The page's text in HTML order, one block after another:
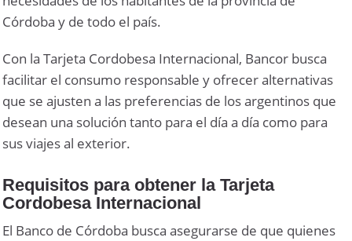
Córdoba y de todo el país.
Con la Tarjeta Cordobesa Internacional, Bancor busca
facilitar el consumo responsable y ofrecer alternativas
que se ajusten a las preferencias de los argentinos que
desean una solución tanto para el día a día como para
sus viajes al exterior.
Requisitos para obtener la Tarjeta
Cordobesa Internacional
El Banco de Córdoba busca asegurarse de que quienes